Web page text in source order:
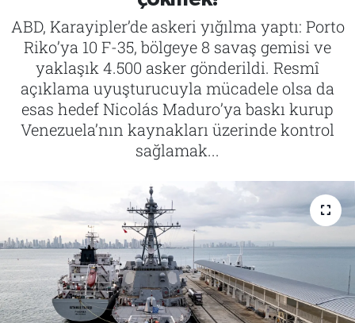
ABD, Karayipler’de askeri yığılma yaptı: Porto
Riko’ya 10 F-35, bölgeye 8 savaş gemisi ve
yaklaşık 4.500 asker gönderildi. Resmî
açıklama uyuşturucuyla mücadele olsa da
esas hedef Nicolás Maduro’ya baskı kurup
Venezuela’nın kaynakları üzerinde kontrol
sağlamak...
Tarih
İletişim
Künye